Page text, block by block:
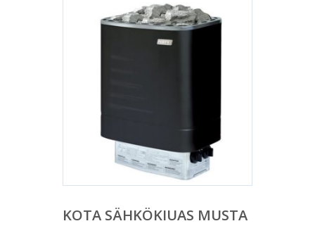
KOTA SÄHKÖKIUAS MUSTA